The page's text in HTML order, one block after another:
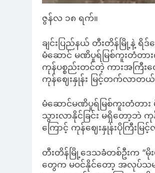
ဇွန်လ ၁၈ ရက်။
ချင်းပြည်နယ် တီးတိန်မြို့နဲ့ ရိ
မံဆောင် မဏိပူရ်မြစ်ကူးတံတာ
ကုန်ပစ္စည်းတင်တဲ့ ကားအကြီ
ကုန်ဈေးနှုန်း မြင့်တက်လာတ
မံဆောင်မဏိပူရ်မြစ်ကူးတံတား
သွားလာနိုင်ခြင်း မရှိတော့
ကြောင့် ကုန်ဈေးနှုန်းပိုကြီးမ
တီးတိန်မြို့ဒေသခံတစ်ဦးက “မိုး
တွေက မဝင်နိုင်တော့ အလုပ်